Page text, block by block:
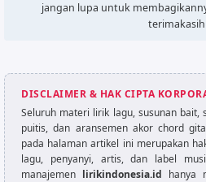
jangan lupa untuk
DISCLAIMER & HAK CIPTA
Seluruh materi lirik lagu, susunan bait,
puitis, dan aransemen akor chord
pada halaman artikel ini merupakan
lagu, penyanyi, artis, dan label
manajemen lirikindonesia.id hanya